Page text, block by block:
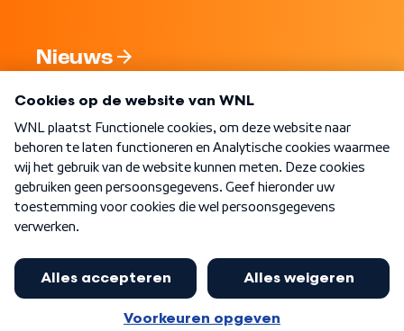
Nieuws
Nieuwsbrief
Word Lid